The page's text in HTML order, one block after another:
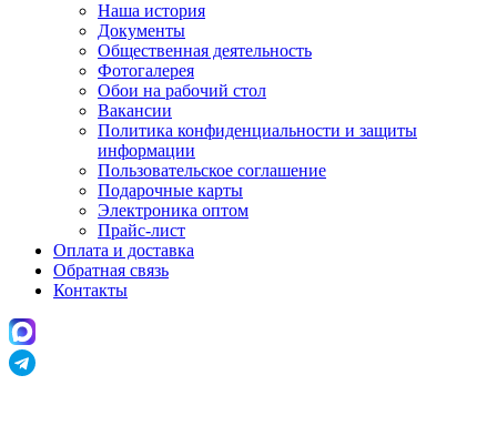
Наша история
Документы
Общественная деятельность
Фотогалерея
Обои на рабочий стол
Вакансии
Политика конфиденциальности и защиты
информации
Пользовательскоe соглашение
Подарочные карты
Электроника оптом
Прайс-лист
Оплата и доставка
Обратная связь
Контакты